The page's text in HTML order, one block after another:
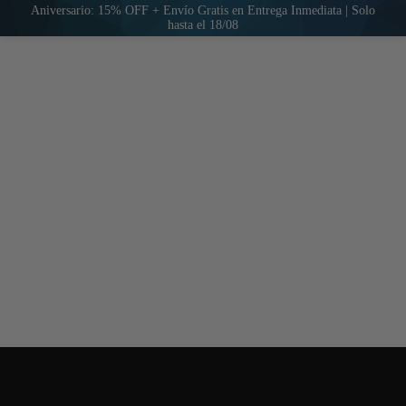
Aniversario: 15% OFF + Envío Gratis en Entrega Inmediata | Solo
hasta el 18/08